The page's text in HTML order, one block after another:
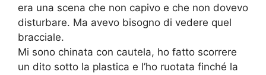
era una scena che non capivo e che non dovevo
disturbare. Ma avevo bisogno di vedere quel
bracciale.
Mi sono chinata con cautela, ho fatto scorrere
un dito sotto la plastica e l’ho ruotata finché la